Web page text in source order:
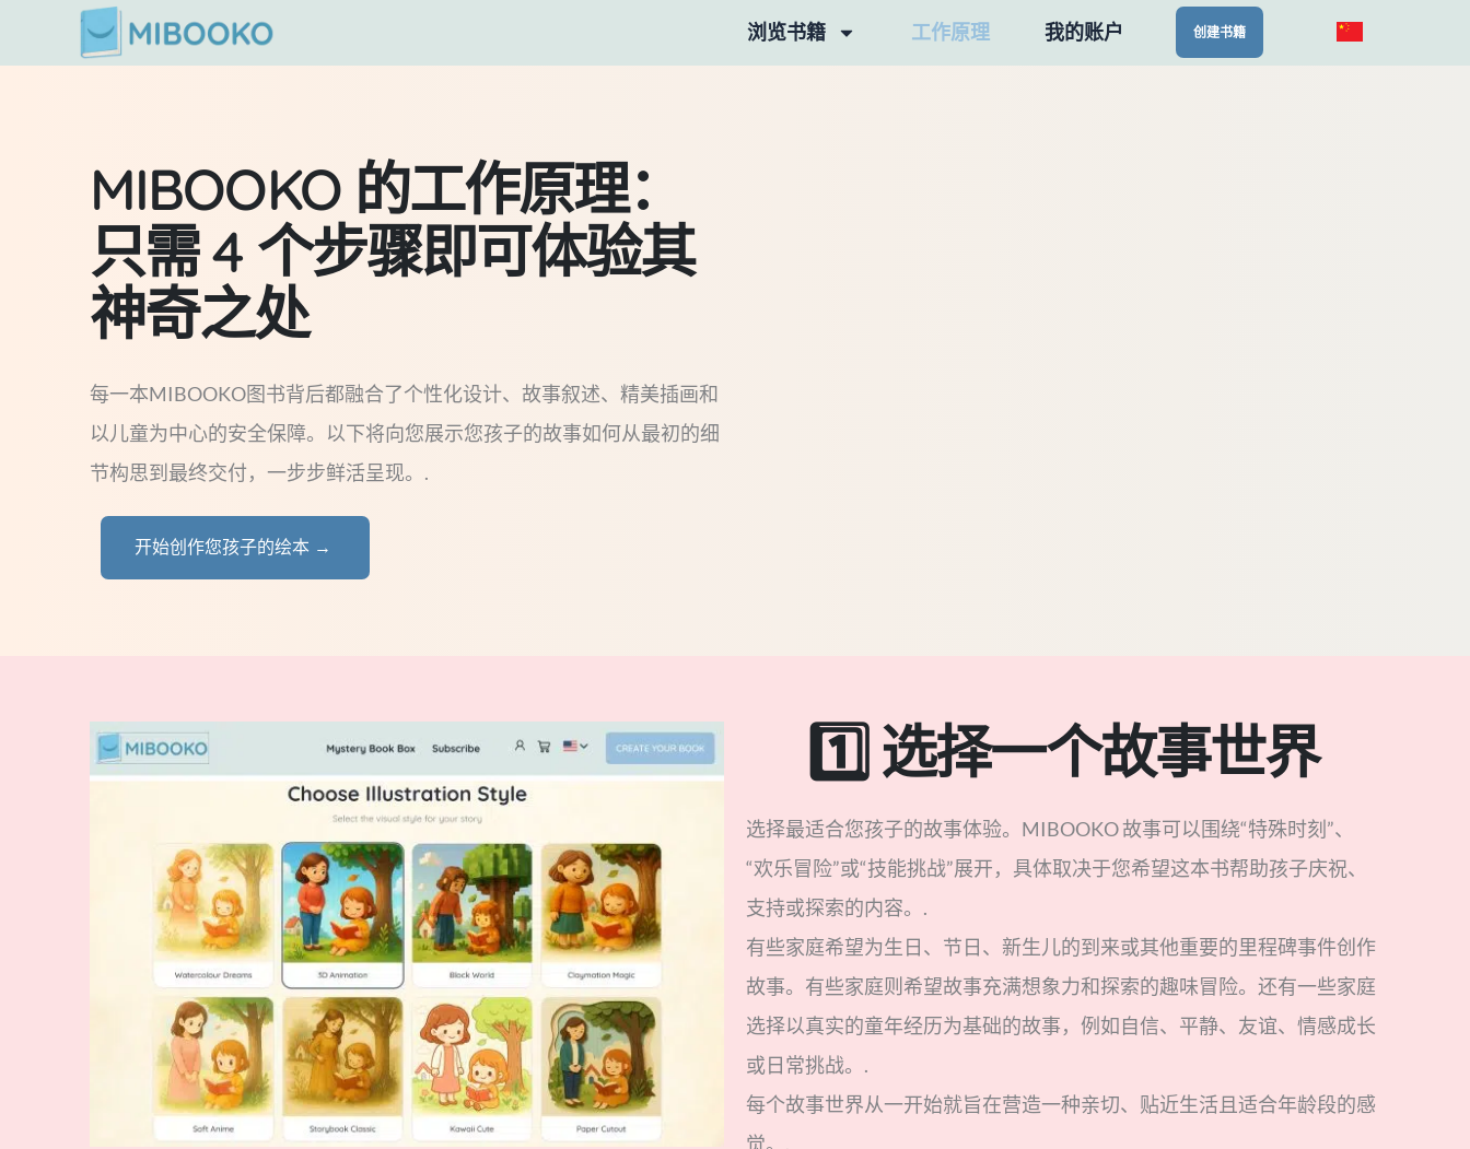
浏览书籍 工作原理 我的账户 创建书籍
MIBOOKO 的工作原理：
只需 4 个步骤即可体验其
神奇之处
每一本MIBOOKO图书背后都融合了个性化设计、故事叙述、精美插画和
以儿童为中心的安全保障。以下将向您展示您孩子的故事如何从最初的细
节构思到最终交付，一步步鲜活呈现。.
开始创作您孩子的绘本 →
1️⃣ 选择一个故事世界
选择最适合您孩子的故事体验。MIBOOKO 故事可以围绕“特殊时刻”、
“欢乐冒险”或“技能挑战”展开，具体取决于您希望这本书帮助孩子庆祝、
支持或探索的内容。.
有些家庭希望为生日、节日、新生儿的到来或其他重要的里程碑事件创作
故事。有些家庭则希望故事充满想象力和探索的趣味冒险。还有一些家庭
选择以真实的童年经历为基础的故事，例如自信、平静、友谊、情感成长
或日常挑战。.
每个故事世界从一开始就旨在营造一种亲切、贴近生活且适合年龄段的感
觉。.